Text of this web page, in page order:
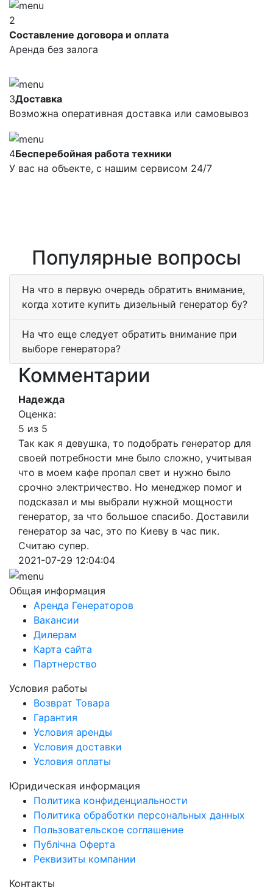
2
Составление договора и оплата
Аренда без залога
3Доставка
Возможна оперативная доставка или самовывоз
4Бесперебойная работа техники
У вас на объекте, с нашим сервисом 24/7
Популярные вопросы
На что в первую очередь обратить внимание,
когда хотите купить дизельный генератор бу?
На что еще следует обратить внимание при
выборе генератора?
Комментарии
Надежда
Оценка:
5 из 5
Так как я девушка, то подобрать генератор для
своей потребности мне было сложно, учитывая
что в моем кафе пропал свет и нужно было
срочно электричество. Но менеджер помог и
подсказал и мы выбрали нужной мощности
генератор, за что большое спасибо. Доставили
генератор за час, это по Киеву в час пик.
Считаю супер.
2021-07-29 12:04:04
Общая информация
Аренда Генераторов
Вакансии
Дилерам
Карта сайта
Партнерство
Условия работы
Возврат Товара
Гарантия
Условия аренды
Условия доставки
Условия оплаты
Юридическая информация
Политика конфиденциальности
Политика обработки персональных данных
Пользовательское соглашение
Публічна Оферта
Реквизиты компании
Контакты